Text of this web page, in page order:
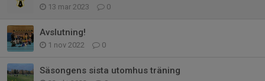
13 mar 2023 0
Avslutning!
1 nov 2022 0
Säsongens sista utomhus träning